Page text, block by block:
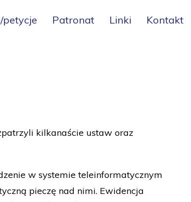
kilkanaście ustaw oraz
w systemie teleinformatycznym
pieczę nad nimi. Ewidencja
petycje Patronat Linki Kontakt